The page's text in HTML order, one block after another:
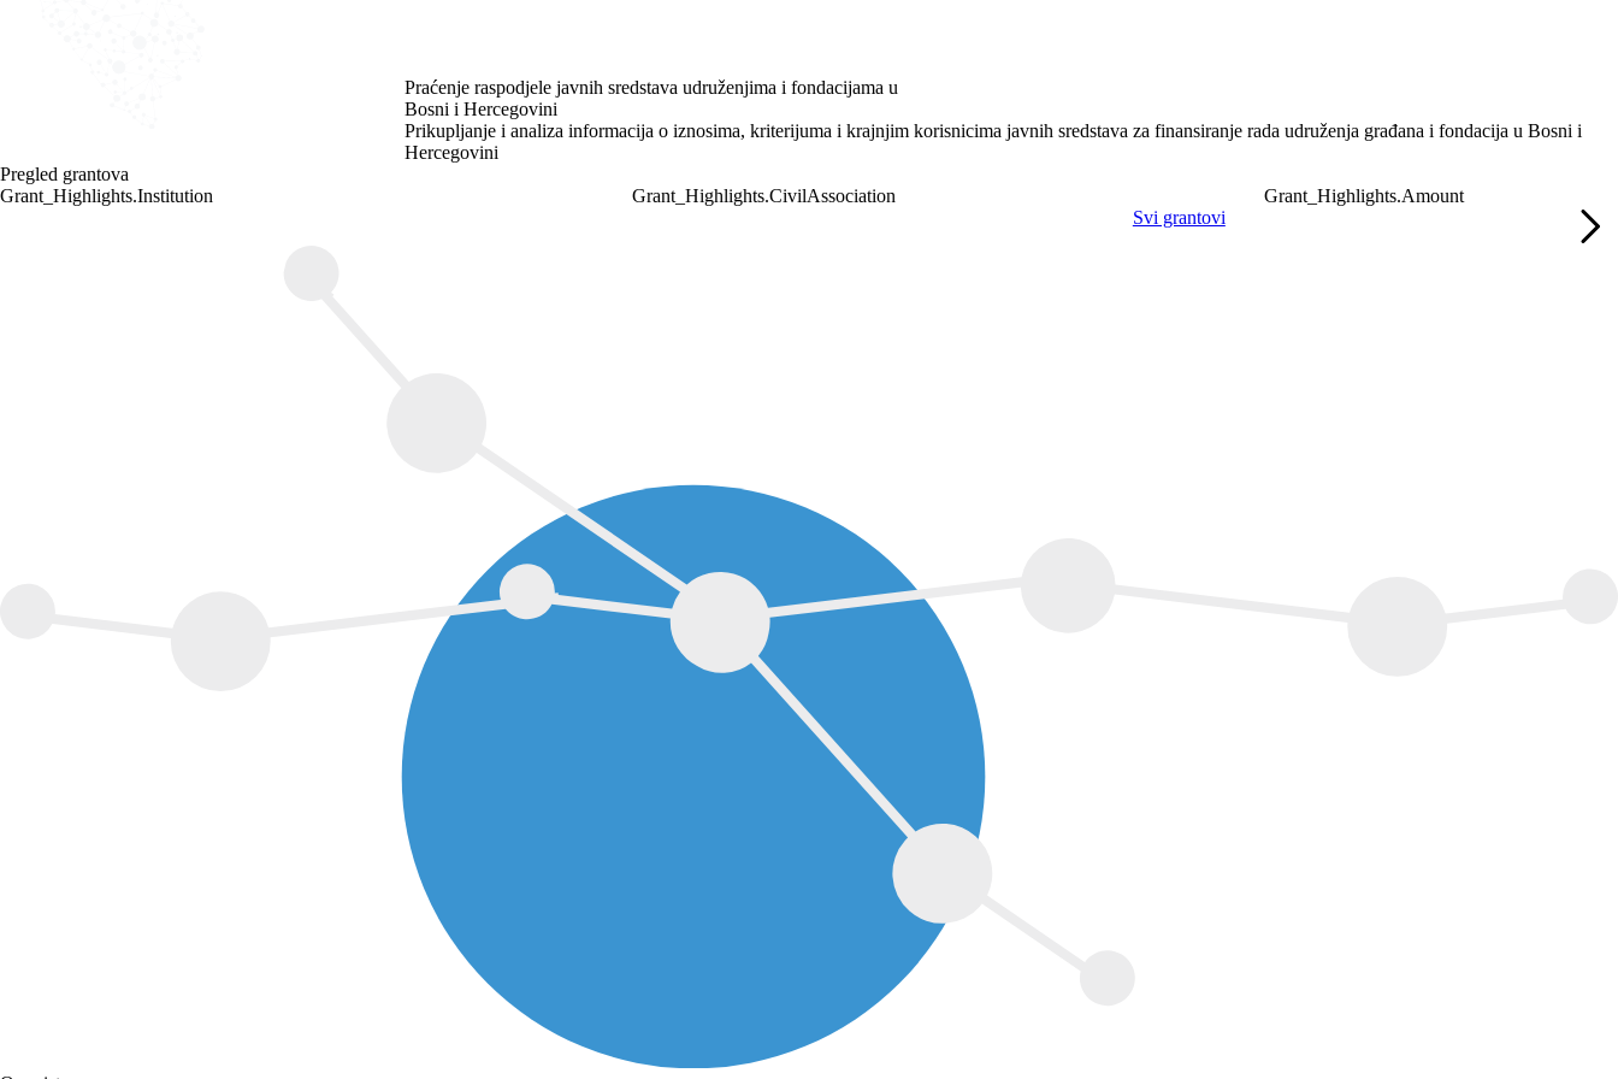
Praćenje raspodjele javnih sredstava udruženjima i fondacijama u
Bosni i Hercegovini
Prikupljanje i analiza informacija o iznosima, kriterijuma i krajnjim korisnicima javnih sredstava za finansiranje rada udruženja građana i fondacija u Bosni i
Hercegovini
Pregled grantova
Grant_Highlights.Institution
Grant_Highlights.CivilAssociation
Grant_Highlights.Amount
Svi grantovi